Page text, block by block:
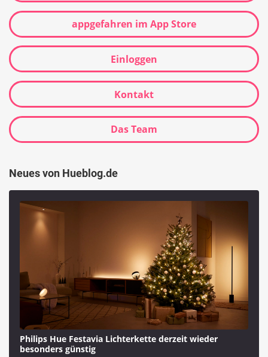
appgefahren im App Store
Einloggen
Kontakt
Das Team
Neues von Hueblog.de
Philips Hue Festavia Lichterkette derzeit wieder
besonders günstig